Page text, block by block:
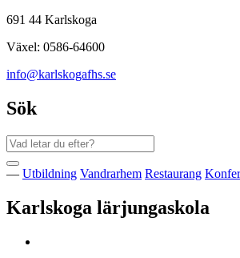
691 44 Karlskoga
Växel: 0586-64600
info@karlskogafhs.se
Sök
— Utbildning Vandrarhem Restaurang
Karlskoga lärjungaskola